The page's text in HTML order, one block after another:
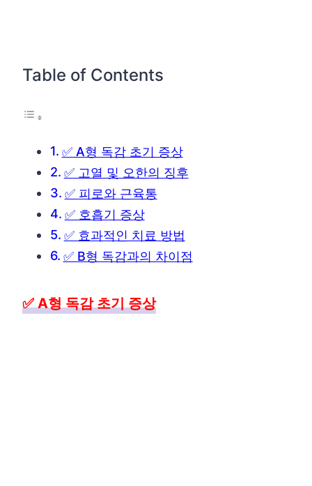
Table of Contents
✅ A형 독감 초기 증상
✅ 고열 및 오한의 징후
✅ 피로와 근육통
✅ 호흡기 증상
✅ 효과적인 치료 방법
✅ B형 독감과의 차이점
✅ A형 독감 초기 증상